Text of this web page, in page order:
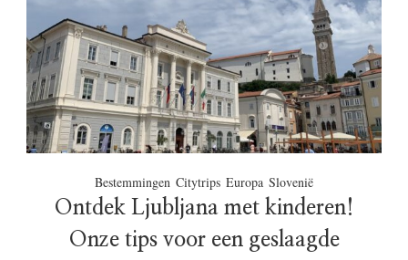
Bestemmingen Citytrips Europa Slovenië
Ontdek Ljubljana met kinderen!
Onze tips voor een geslaagde